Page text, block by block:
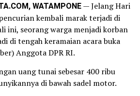
WATAMPONE— Jelang Hari
kembali marak terjadi di
ini, seorang warga menjadi korban
di tengah keramaian acara buka
Anggota DPR RI.
uang tunai sebesar 400 ribu
di bawah sadel motor.